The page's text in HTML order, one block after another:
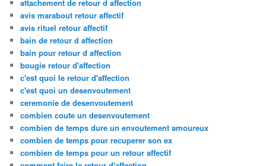
attachement de retour d affection
avis marabout retour affectif
avis rituel retour affectif
bain de retour d affection
bain pour retour d affection
bougie retour d'affection
c'est quoi le retour d'affection
c'est quoi un desenvoutement
ceremonie de desenvoutement
combien coute un desenvoutement
combien de temps dure un envoutement amoureux
combien de temps pour recuperer son ex
combien de temps pour un retour affectif